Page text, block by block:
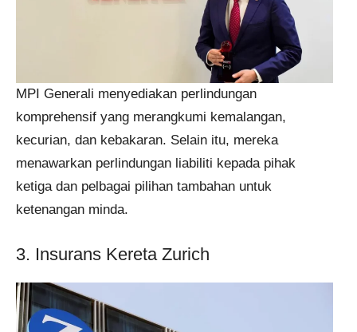
MPI Generali menyediakan perlindungan
komprehensif yang merangkumi kemalangan,
kecurian, dan kebakaran. Selain itu, mereka
menawarkan perlindungan liabiliti kepada pihak
ketiga dan pelbagai pilihan tambahan untuk
ketenangan minda​​.
3. Insurans Kereta Zurich